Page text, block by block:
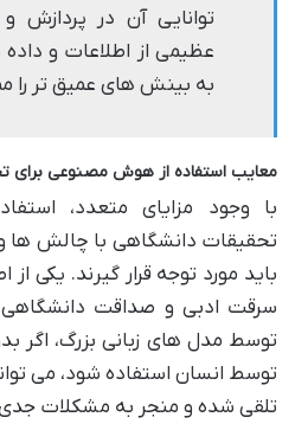
توانایی آن در
عظیمی از اطلاعات و
به بینش های عمیق تر را
معایب استفاده از هوش مصنوعی برای
با وجود مزایای متعدد،
تحقیقات دانشگاهی با چالش ها
باید مورد توجه قرار گیرند. یکی
سرقت ادبی و صداقت
توسط مدل های زبانی بزرگ، اگر
توسط انسان استفاده شود، می
تلقی شده و منجر به مشکلات جدی